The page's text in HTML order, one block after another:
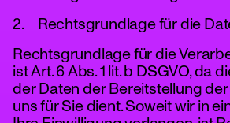
2. Rechtsgrundlage für die
Rechtsgrundlage für die
ist Art. 6 Abs. 1 lit. b DSGVO, da
der Daten der Bereitstellung
uns für Sie dient. Soweit wir in